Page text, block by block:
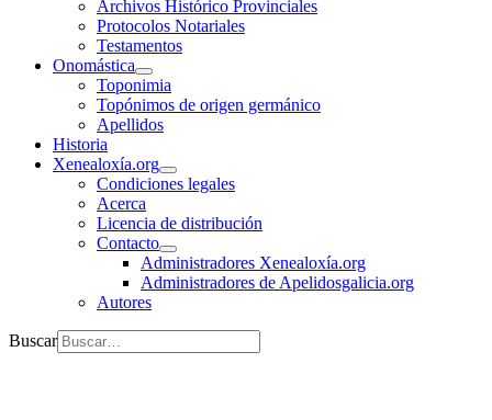
Archivos Histórico Provinciales
Protocolos Notariales
Testamentos
Onomástica
Toponimia
Topónimos de origen germánico
Apellidos
Historia
Xenealoxía.org
Condiciones legales
Acerca
Licencia de distribución
Contacto
Administradores Xenealoxía.org
Administradores de Apelidosgalicia.org
Autores
Buscar